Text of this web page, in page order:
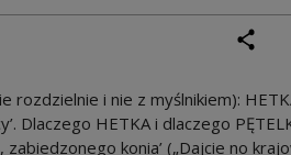
rozdzielnie i nie z myślnikiem):
Dlaczego HETKA i dlaczego
zabiedzonego konia’ („Dajcie no